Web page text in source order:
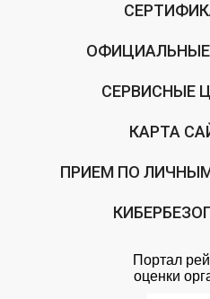
СЕРВИСНЫЕ
КАРТА
ПРИЕМ ПО
Портал
оценки